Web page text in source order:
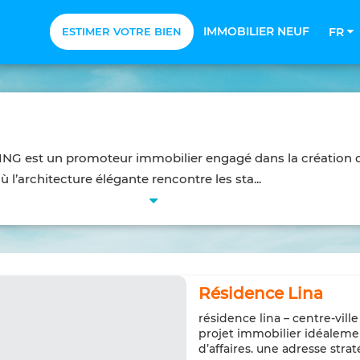
ESTIMER VOTRE BIEN IMMOBILIER NEUF FR
est un promoteur immobilier engagé dans la création
l’architecture élégante rencontre les sta...
Résidence Lina
résidence lina – centre-
projet immobilier
d’affaires. une adresse